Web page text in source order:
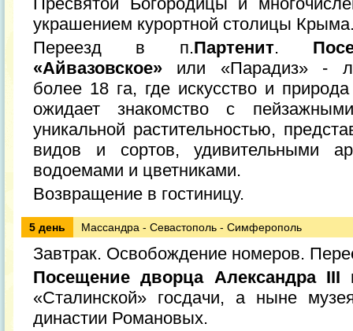
украшением курортной столицы
Переезд в п.Партенит.
«Айвазовское» или «Парадиз» -
более 18 га, где искусство и
ожидает знакомство с
уникальной растительностью,
видов и сортов, удивительными
водоемами и цветниками.
Возвращение в гостиницу.
5 день Массандра - Севастополь - Симферополь
Завтрак. Освобождение номеров.
Посещение дворца Александра III
«Сталинской» госдачи, а ныне
династии Романовых.